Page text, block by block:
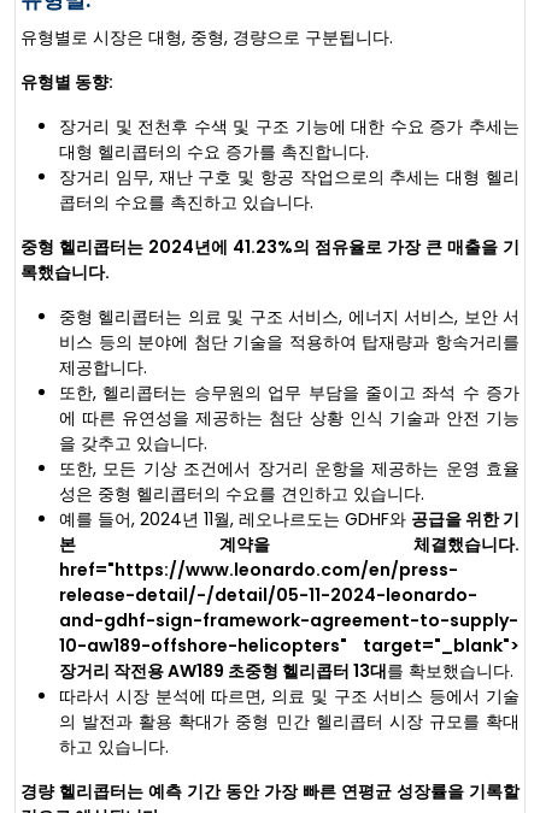
유형별로 시장은 대형, 중형, 경량으로 구분됩니다.
유형별 동향:
장거리 및 전천후 수색 및 구조 기능에 대한 수요 증가 추세는
대형 헬리콥터의 수요 증가를 촉진합니다.
장거리 임무, 재난 구호 및 항공 작업으로의 추세는 대형 헬리
콥터의 수요를 촉진하고 있습니다.
중형 헬리콥터는 2024년에 41.23%의 점유율로 가장 큰 매출을 기
록했습니다.
중형 헬리콥터는 의료 및 구조 서비스, 에너지 서비스, 보안 서
비스 등의 분야에 첨단 기술을 적용하여 탑재량과 항속거리를
제공합니다.
또한, 헬리콥터는 승무원의 업무 부담을 줄이고 좌석 수 증가
에 따른 유연성을 제공하는 첨단 상황 인식 기술과 안전 기능
을 갖추고 있습니다.
또한, 모든 기상 조건에서 장거리 운항을 제공하는 운영 효율
성은 중형 헬리콥터의 수요를 견인하고 있습니다.
예를 들어, 2024년 11월, 레오나르도는 GDHF와 공급을 위한 기
본 계약을 체결했습니다.
href="https://www.leonardo.com/en/press-
release-detail/-/detail/05-11-2024-leonardo-
and-gdhf-sign-framework-agreement-to-supply-
10-aw189-offshore-helicopters" target="_blank">
장거리 작전용 AW189 초중형 헬리콥터 13대를 확보했습니다.
따라서 시장 분석에 따르면, 의료 및 구조 서비스 등에서 기술
의 발전과 활용 확대가 중형 민간 헬리콥터 시장 규모를 확대
하고 있습니다.
경량 헬리콥터는 예측 기간 동안 가장 빠른 연평균 성장률을 기록할